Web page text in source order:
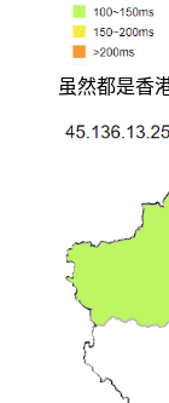
虽然都是香